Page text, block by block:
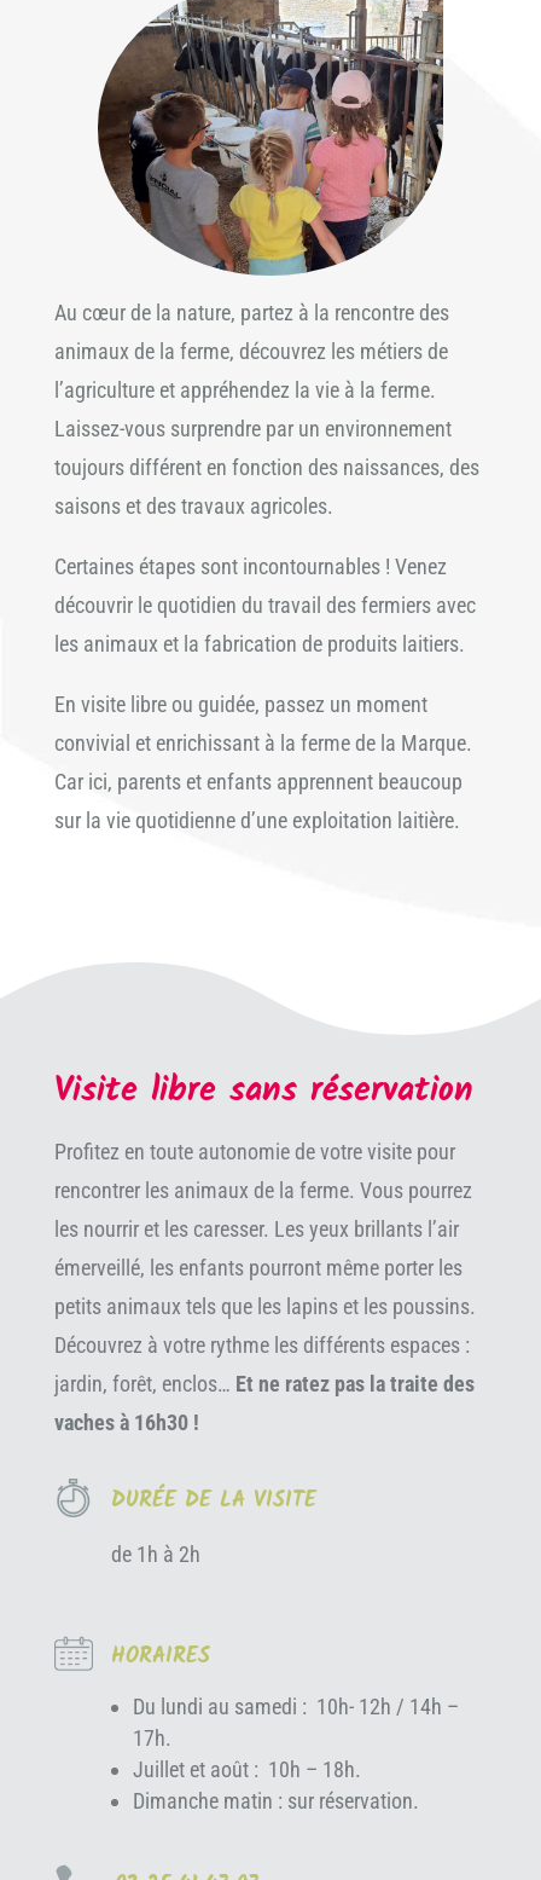
Au cœur de la nature, partez à la rencontre des
animaux de la ferme, découvrez les métiers de
l’agriculture et appréhendez la vie à la ferme.
Laissez-vous surprendre par un environnement
toujours différent en fonction des naissances, des
saisons et des travaux agricoles.
Certaines étapes sont incontournables ! Venez
découvrir le quotidien du travail des fermiers avec
les animaux et la fabrication de produits laitiers.
En visite libre ou guidée, passez un moment
convivial et enrichissant à la ferme de la Marque.
Car ici, parents et enfants apprennent beaucoup
sur la vie quotidienne d’une exploitation laitière.
Visite libre sans réservation
Profitez en toute autonomie de votre visite pour
rencontrer les animaux de la ferme. Vous pourrez
les nourrir et les caresser. Les yeux brillants l’air
émerveillé, les enfants pourront même porter les
petits animaux tels que les lapins et les poussins.
Découvrez à votre rythme les différents espaces :
jardin, forêt, enclos… Et ne ratez pas la traite des
vaches à 16h30 !
DURÉE DE LA VISITE
de 1h à 2h
HORAIRES
Du lundi au samedi : 10h- 12h / 14h –
17h.
Juillet et août : 10h – 18h.
Dimanche matin : sur réservation.